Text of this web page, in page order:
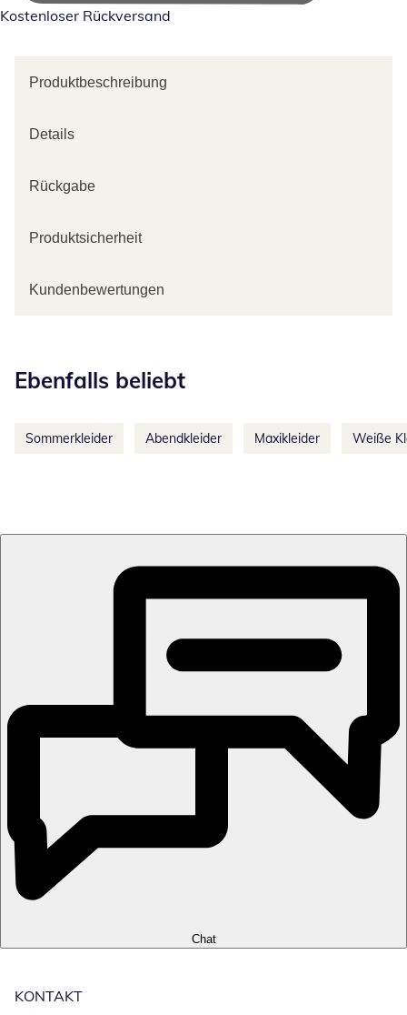
Kostenloser Rückversand
Produktbeschreibung
Details
Rückgabe
Produktsicherheit
Kundenbewertungen
Ebenfalls beliebt
Sommerkleider Abendkleider Maxikleider Weiße
Chat
KONTAKT